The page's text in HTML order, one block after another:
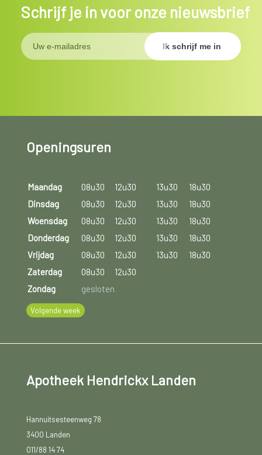
Schrijf je in voor onze nieuwsbrief
Openingsuren
Maandag 08u30 12u30 13u30
18u30
Dinsdag
08u30 12u30 13u30
18u30
Woensdag
08u30 12u30 13u30
18u30
Donderdag
08u30 12u30 13u30
18u30
Vrijdag
08u30 12u30 13u30
18u30
Zaterdag
08u30
12u30
Zondag
gesloten
Volgende week
Apotheek Hendrickx Landen
Hannuitsesteenweg 78
3400 Landen
011/88 14 74